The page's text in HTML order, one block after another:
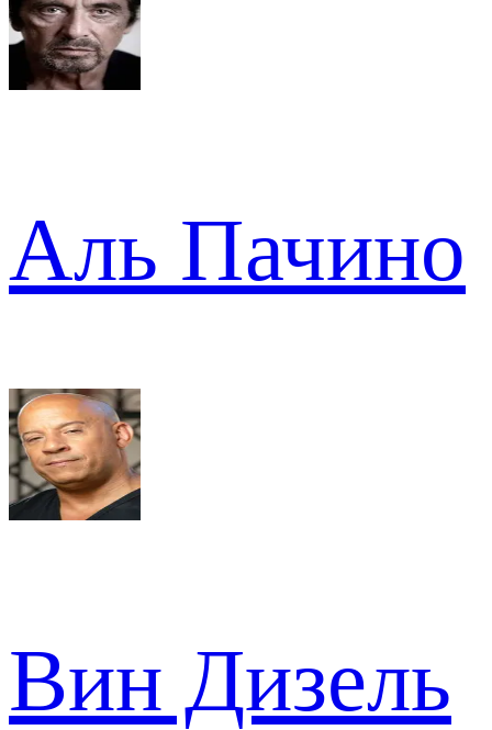
Аль Пачино
Вин Дизель